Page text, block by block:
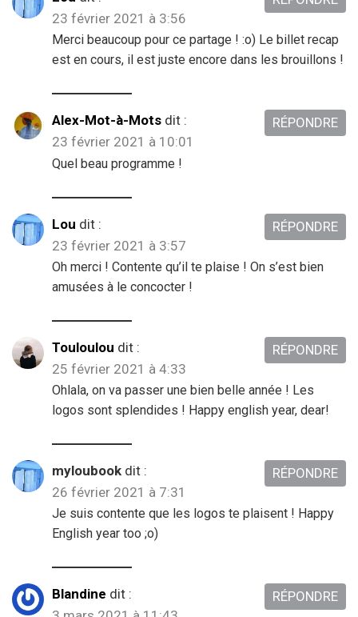
23 février 2021 à 3:56
Merci beaucoup pour ce partage ! :o) Le billet recap
est en cours, il est juste encore dans les brouillons !
Alex-Mot-à-Mots dit :
23 février 2021 à 10:01
Quel beau programme !
RÉPONDRE
Lou dit :
23 février 2021 à 3:57
Oh merci ! Contente qu’il te plaise ! On s’est bien
amusées à le concocter !
RÉPONDRE
Touloulou dit :
25 février 2021 à 4:33
Ohlala, on va passer une bien belle année ! Les
logos sont splendides ! Happy english year, dear!
RÉPONDRE
myloubook dit :
26 février 2021 à 7:31
Je suis contente que les logos te plaisent ! Happy
English year too ;o)
RÉPONDRE
Blandine dit :
RÉPONDRE